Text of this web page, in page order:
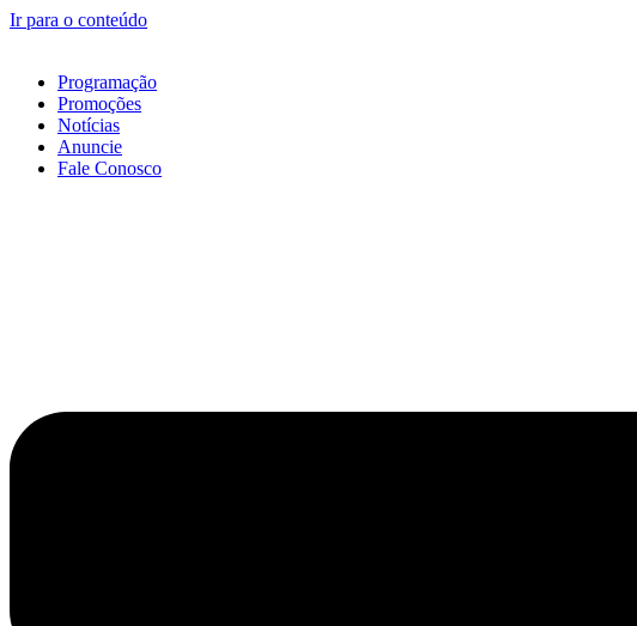
Ir para o conteúdo
Programação
Promoções
Notícias
Anuncie
Fale Conosco